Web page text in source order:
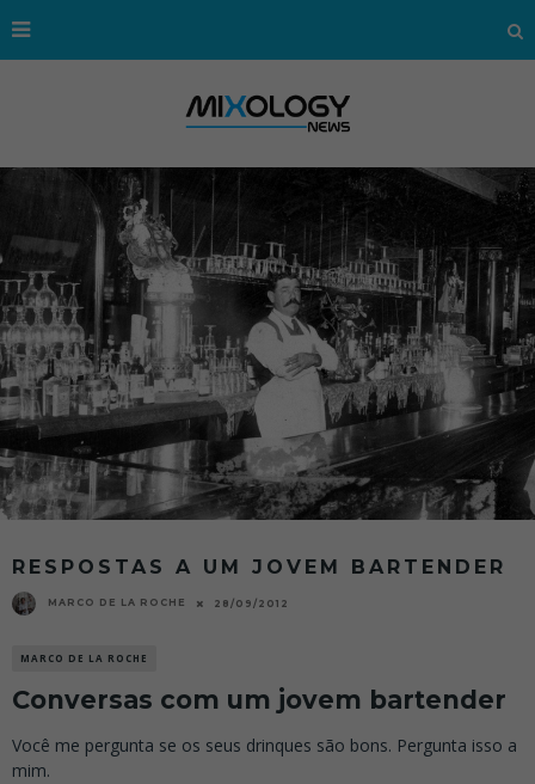
RESPOSTAS A UM JOVEM BARTENDER
MARCO DE LA ROCHE 28/09/2012
MARCO DE LA ROCHE
Conversas com um jovem bartender
Você me pergunta se os seus drinques são bons. Pergunta isso a
mim.